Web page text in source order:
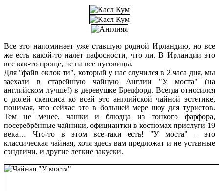
Все это напоминает уже ставшую родной Ирландию, но все
же есть какой-то налет пафосности, что ли. В Ирландии это
все как-то проще, не на все пуговицы.
Для "файв оклок ти", который у нас случился в 2 часа дня, мы
заехали в старейшую чайную Англии "У моста" (на
английском лучше!) в деревушке Бредфорд. Всегда относился
с долей скепсиса ко всей это английской чайной эстетике,
понимая, что сейчас это в большей мере шоу для туристов.
Тем не менее, чашки и блюдца из тонкого фарфора,
посеребрённые чайники, официантки в костюмах прислуги 19
века… Что-то в этом все-таки есть! "У моста" – это
классическая чайная, хотя здесь вам предложат и не уставные
сэндвичи, и другие легкие закуски.